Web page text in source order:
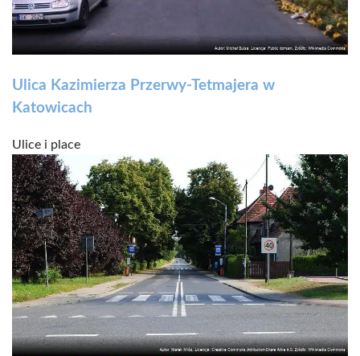
Ulica Kazimierza Przerwy-Tetmajera w
Katowicach
Ulice i place